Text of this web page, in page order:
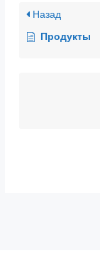
Назад
Продукты